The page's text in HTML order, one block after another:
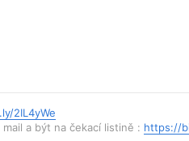
2IL4yWe
a být na čekací listině : https://